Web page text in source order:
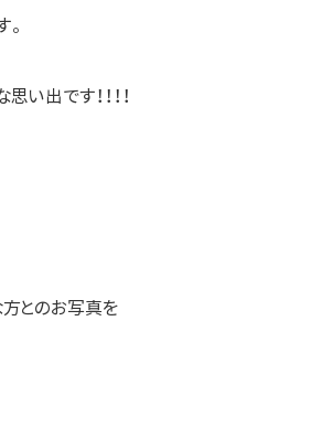
出です！！！！
とのお写真を